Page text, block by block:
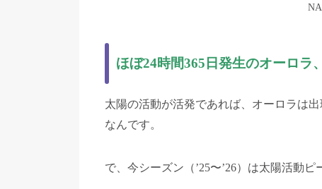
ほぼ24時間365日発生のオーロラ
太陽の活動が活発であれば、オーロラは
なんです。
で、今シーズン（’25〜’26）は太陽活動